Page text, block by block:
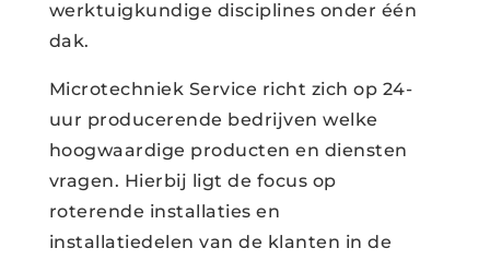
werktuigkundige disciplines onder één
dak.
Microtechniek Service richt zich op 24-
uur producerende bedrijven welke
hoogwaardige producten en diensten
vragen. Hierbij ligt de focus op
roterende installaties en
installatiedelen van de klanten in de